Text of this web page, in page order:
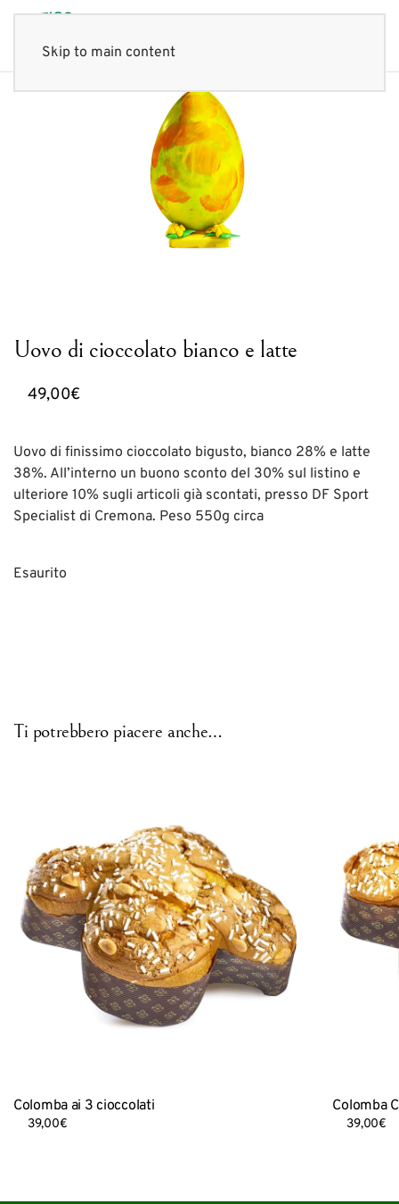
Skip to main content
Uovo di cioccolato bianco e latte
49,00€
Uovo di finissimo cioccolato bigusto, bianco 28% e latte
38%. All’interno un buono sconto del 30% sul listino e
ulteriore 10% sugli articoli già scontati, presso DF Sport
Specialist di Cremona. Peso 550g circa
Esaurito
Ti potrebbero piacere anche…
Colomba ai 3 cioccolati
39,00€
Colomba
39,00€